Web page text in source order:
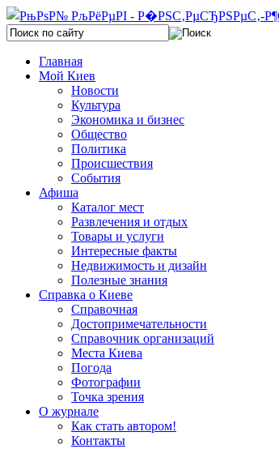
Главная
Мой Киев
Новости
Культура
Экономика и бизнес
Общество
Политика
Происшествия
События
Афиша
Каталог мест
Развлечения и отдых
Товары и услуги
Интересные факты
Недвижимость и дизайн
Полезные знания
Справка о Киеве
Справочная
Достопримечательности
Справочник организаций
Места Киева
Погода
Фотографии
Точка зрения
О журнале
Как стать автором!
Контакты